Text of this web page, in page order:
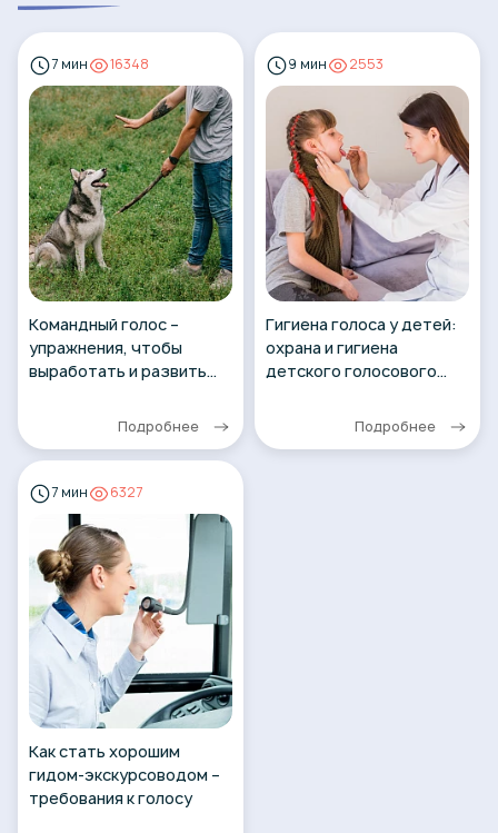
7 мин 16348
Командный голос –
упражнения, чтобы
выработать и развить
Подробнее
9 мин 2553
Гигиена голоса у детей:
охрана и гигиена
детского голосового
Подробнее
7 мин 6327
Как стать хорошим
гидом-экскурсоводом –
требования к голосу